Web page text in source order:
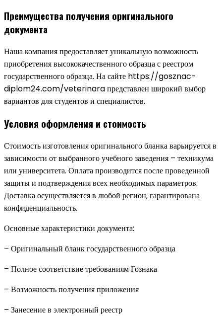
Преимущества получения оригинального
документа
Наша компания предоставляет уникальную возможность
приобретения высококачественного образца с реестром
государственного образца. На сайте https://gosznac-
diplom24.com/veterinara представлен широкий выбор
вариантов для студентов и специалистов.
Условия оформления и стоимость
Стоимость изготовления оригинального бланка варьируется в
зависимости от выбранного учебного заведения – техникума
или университета. Оплата производится после проведенной
защиты и подтверждения всех необходимых параметров.
Доставка осуществляется в любой регион, гарантирована
конфиденциальность.
Основные характеристики документа:
– Оригинальный бланк государственного образца
– Полное соответствие требованиям Гознака
– Возможность получения приложения
– Занесение в электронный реестр